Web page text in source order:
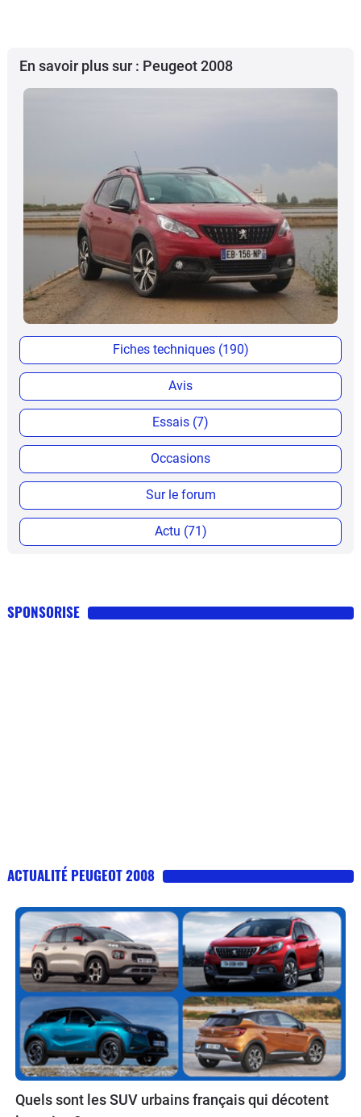
En savoir plus sur : Peugeot 2008
Fiches techniques (190)
Avis
Essais (7)
Occasions
Sur le forum
Actu (71)
SPONSORISE
ACTUALITÉ PEUGEOT 2008
Quels sont les SUV urbains français qui décotent